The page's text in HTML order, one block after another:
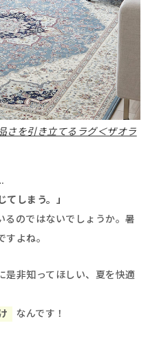
さを引き立てるラグ＜ザオラ
てしまう。」
るのではないでしょうか。暑
すよね。
是非知ってほしい、夏を快適
なんです！